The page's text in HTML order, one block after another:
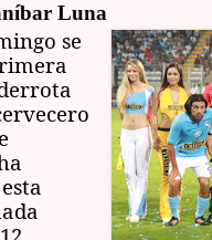
Luna
se